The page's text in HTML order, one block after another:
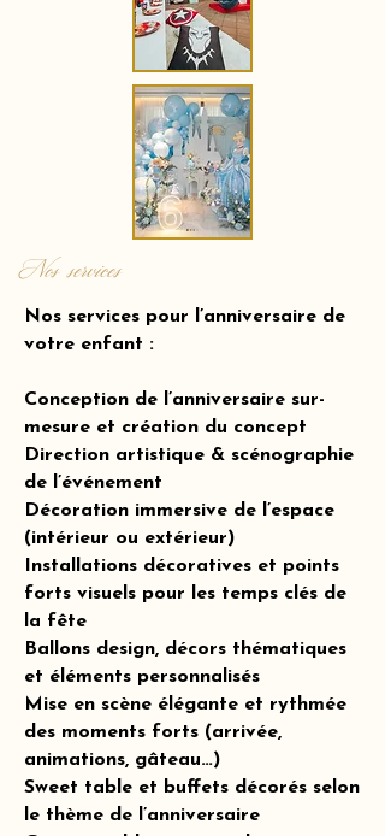
Nos services
Nos services pour l’anniversaire de
votre enfant :
Conception de l’anniversaire sur-
mesure et création du concept
Direction artistique & scénographie
de l’événement
Décoration immersive de l’espace
(intérieur ou extérieur)
Installations décoratives et points
forts visuels pour les temps clés de
la fête
Ballons design, décors thématiques
et éléments personnalisés
Mise en scène élégante et rythmée
des moments forts (arrivée,
animations, gâteau…)
Sweet table et buffets décorés selon
le thème de l’anniversaire